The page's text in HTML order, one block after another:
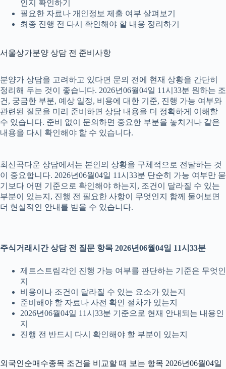
인지 확인하기
필요한 자료나 개인정보 제출 여부 살펴보기
최종 진행 전 다시 확인해야 할 내용 정리하기
서울상가분양 상담 전 준비사항
분양가 상담을 고려하고 있다면 문의 전에 현재 상황을 간단히
정리해 두는 것이 좋습니다. 2026년06월04일 11시33분 원하는 조
건, 궁금한 부분, 예상 일정, 비용에 대한 기준, 진행 가능 여부와
관련된 질문을 미리 준비하면 상담 내용을 더 정확하게 이해할
수 있습니다. 준비 없이 문의하면 중요한 부분을 놓치거나 같은
내용을 다시 확인해야 할 수 있습니다.
최신곡다운 상담에서는 본인의 상황을 구체적으로 전달하는 것
이 중요합니다. 2026년06월04일 11시33분 단순히 가능 여부만 묻
기보다 어떤 기준으로 확인해야 하는지, 조건이 달라질 수 있는
부분이 있는지, 진행 전 필요한 사항이 무엇인지 함께 물어보면
더 현실적인 안내를 받을 수 있습니다.
주식거래시간 상담 전 질문 항목 2026년06월04일 11시33분
제트스트림각인 진행 가능 여부를 판단하는 기준은 무엇인
지
비용이나 조건이 달라질 수 있는 요소가 있는지
준비해야 할 자료나 사전 확인 절차가 있는지
2026년06월04일 11시33분 기준으로 현재 안내되는 내용인
지
진행 전 반드시 다시 확인해야 할 부분이 있는지
외국인순매수종목 조건을 비교할 때 보는 항목 2026년06월04일